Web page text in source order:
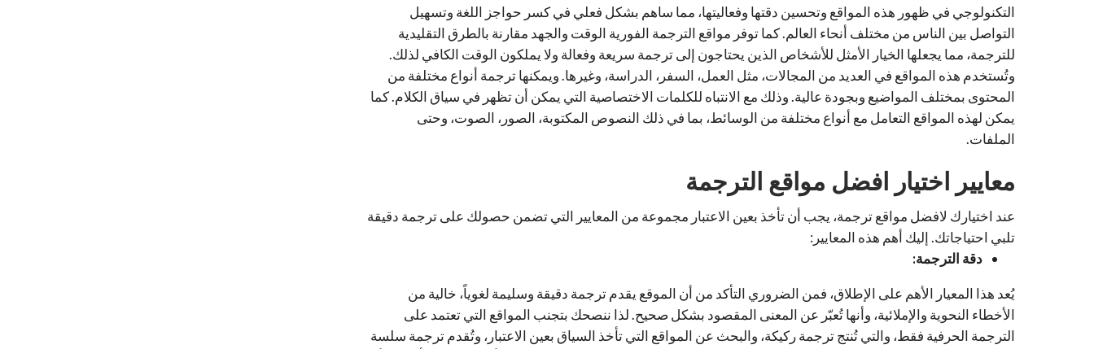
التكنولوجي في ظهور هذه المواقع وتحسين دقتها وفعاليتها، مما ساهم بشكل فعلي في كسر حواجز اللغة وتسهيل
التواصل بين الناس من مختلف أنحاء العالم. كما توفر مواقع الترجمة الفورية الوقت والجهد مقارنة بالطرق التقليدية
للترجمة، مما يجعلها الخيار الأمثل للأشخاص الذين يحتاجون إلى ترجمة سريعة وفعالة ولا يملكون الوقت الكافي لذلك.
وتُستخدم هذه المواقع في العديد من المجالات، مثل العمل، السفر، الدراسة، وغيرها. ويمكنها ترجمة أنواع مختلفة من
المحتوى بمختلف المواضيع وبجودة عالية. وذلك مع الانتباه للكلمات الاختصاصية التي يمكن أن تظهر في سياق الكلام. كما
يمكن لهذه المواقع التعامل مع أنواع مختلفة من الوسائط، بما في ذلك النصوص المكتوبة، الصور، الصوت، وحتى
الملفات.
معايير اختيار افضل مواقع الترجمة
عند اختيارك لافضل مواقع ترجمة، يجب أن تأخذ بعين الاعتبار مجموعة من المعايير التي تضمن حصولك على ترجمة دقيقة
تلبي احتياجاتك. إليك أهم هذه المعايير:
دقة الترجمة:
يُعد هذا المعيار الأهم على الإطلاق، فمن الضروري التأكد من أن الموقع يقدم ترجمة دقيقة وسليمة لغوياً، خالية من
الأخطاء النحوية والإملائية، وأنها تُعبّر عن المعنى المقصود بشكل صحيح. لذا ننصحك بتجنب المواقع التي تعتمد على
الترجمة الحرفية فقط، والتي تُنتج ترجمة ركيكة، والبحث عن المواقع التي تأخذ السياق بعين الاعتبار، وتُقدم ترجمة سلسة